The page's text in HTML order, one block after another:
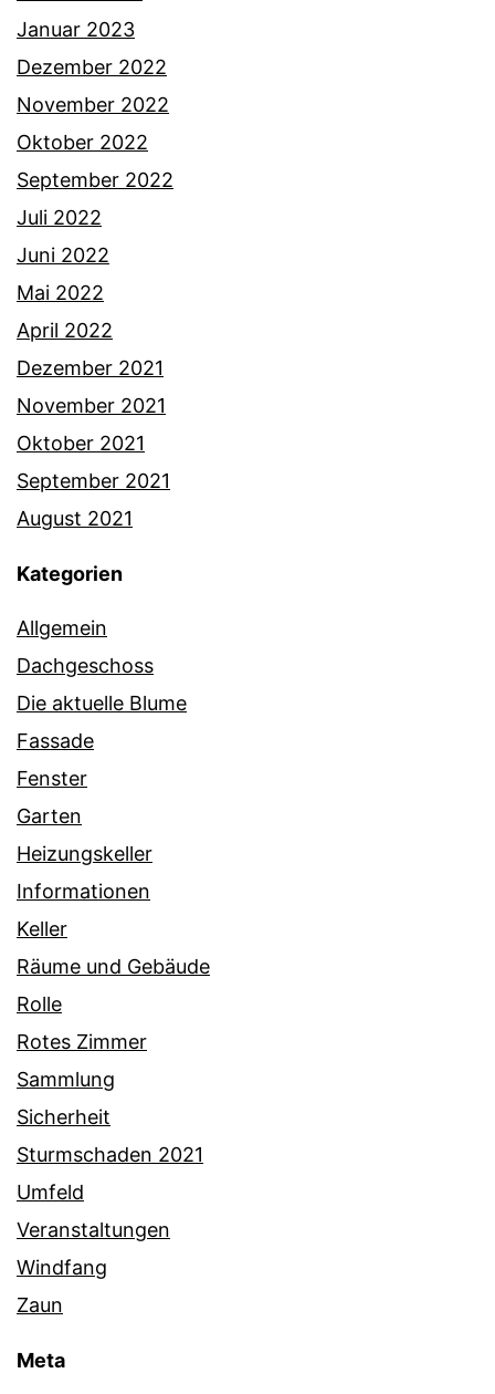
Januar 2023
Dezember 2022
November 2022
Oktober 2022
September 2022
Juli 2022
Juni 2022
Mai 2022
April 2022
Dezember 2021
November 2021
Oktober 2021
September 2021
August 2021
Kategorien
Allgemein
Dachgeschoss
Die aktuelle Blume
Fassade
Fenster
Garten
Heizungskeller
Informationen
Keller
Räume und Gebäude
Rolle
Rotes Zimmer
Sammlung
Sicherheit
Sturmschaden 2021
Umfeld
Veranstaltungen
Windfang
Zaun
Meta